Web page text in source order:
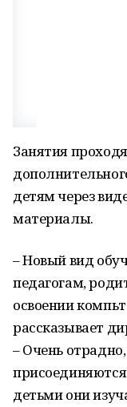
Занятия
детям через
материалы.
– Новый вид
педагогам,
освоении
рассказывает
– Очень
детьми они